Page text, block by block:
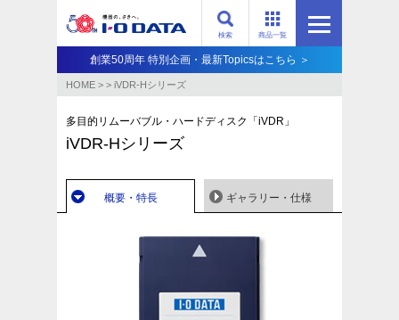
商品一覧
検索
創業50周年 特別企画・最新Topicsはこちら ＞
HOME > > iVDR-Hシリーズ
多目的リムーバブル・ハードディスク「iVDR」
iVDR-Hシリーズ
概要・特長 ギャラリー・仕様